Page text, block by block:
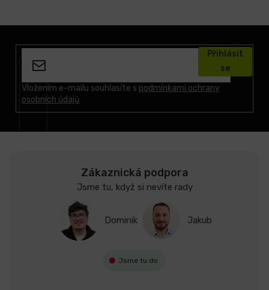
Vložením e-mailu souhlasíte s podmínkami ochrany
osobních údajů
Přihlásit
se
Zákaznická podpora
Jsme tu, když si nevíte rady
Dominik Jakub
Jsme tu do